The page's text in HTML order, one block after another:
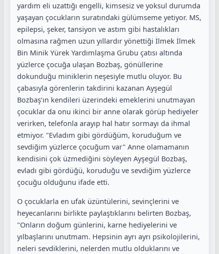
yardım eli uzattığı engelli, kimsesiz ve yoksul durumda
yaşayan çocukların suratındaki gülümseme yetiyor. MS,
epilepsi, şeker, tansiyon ve astım gibi hastalıkları
olmasına rağmen uzun yıllardır yönettiği İlmek İlmek
Bin Minik Yürek Yardımlaşma Grubu çatısı altında
yüzlerce çocuğa ulaşan Bozbaş, gönüllerine
dokunduğu miniklerin neşesiyle mutlu oluyor. Bu
çabasıyla görenlerin takdirini kazanan Ayşegül
Bozbaş’ın kendileri üzerindeki emeklerini unutmayan
çocuklar da onu ikinci bir anne olarak görüp hediyeler
verirken, telefonla arayıp hal hatır sormayı da ihmal
etmiyor. "Evladım gibi gördüğüm, koruduğum ve
sevdiğim yüzlerce çocuğum var" Anne olamamanın
kendisini çok üzmediğini söyleyen Ayşegül Bozbaş,
evladı gibi gördüğü, koruduğu ve sevdiğim yüzlerce
çocuğu olduğunu ifade etti.
O çocuklarla en ufak üzüntülerini, sevinçlerini ve
heyecanlarını birlikte paylaştıklarını belirten Bozbaş,
"Onların doğum günlerini, karne hediyelerini ve
yılbaşlarını unutmam. Hepsinin ayrı ayrı psikolojilerini,
neleri sevdiklerini, nelerden mutlu olduklarını ve